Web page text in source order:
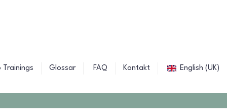
Trainings Glossar FAQ Kontakt English (UK)